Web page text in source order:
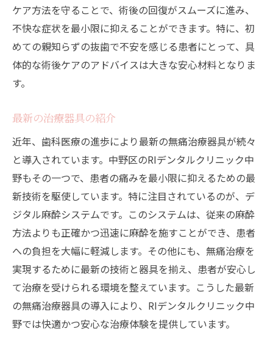
ケア方法を守ることで、術後の回復がスムーズに進み、
不快な症状を最小限に抑えることができます。特に、初
めての親知らずの抜歯で不安を感じる患者にとって、具
体的な術後ケアのアドバイスは大きな安心材料となりま
す。
最新の治療器具の紹介
近年、歯科医療の進歩により最新の無痛治療器具が続々
と導入されています。中野区のRIデンタルクリニック中
野もその一つで、患者の痛みを最小限に抑えるための最
新技術を駆使しています。特に注目されているのが、デ
ジタル麻酔システムです。このシステムは、従来の麻酔
方法よりも正確かつ迅速に麻酔を施すことができ、患者
への負担を大幅に軽減します。その他にも、無痛治療を
実現するために最新の技術と器具を揃え、患者が安心し
て治療を受けられる環境を整えています。こうした最新
の無痛治療器具の導入により、RIデンタルクリニック中
野では快適かつ安心な治療体験を提供しています。